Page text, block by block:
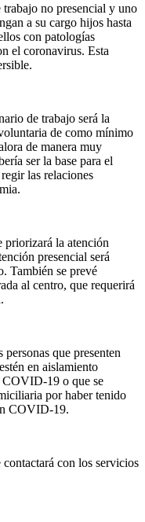
no presencial y uno
a su cargo hijos hasta
con patologías
el coronavirus. Esta
de trabajo será la
de como mínimo
de manera muy
ser la base para el
las relaciones
priorizará la atención
presencial será
También se prevé
al centro, que requerirá
que presenten
en aislamiento
19 o que se
por haber tenido
COVID-19.
contactará con los servicios